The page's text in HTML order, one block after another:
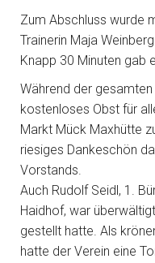
Zum Abschluss wurde
Trainerin Maja
Knapp 30 Minuten gab
Während der
kostenloses Obst für
Markt Mück Maxhütte
riesiges Dankeschön
Vorstands.
Auch Rudolf Seidl, 1.
Haidhof, war
gestellt hatte. Als
hatte der Verein eine